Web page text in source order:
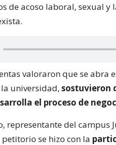
de acoso laboral, sexual
valoraron que se abra
universidad, sostuvieron
el proceso de
representante del campus
se hizo con la